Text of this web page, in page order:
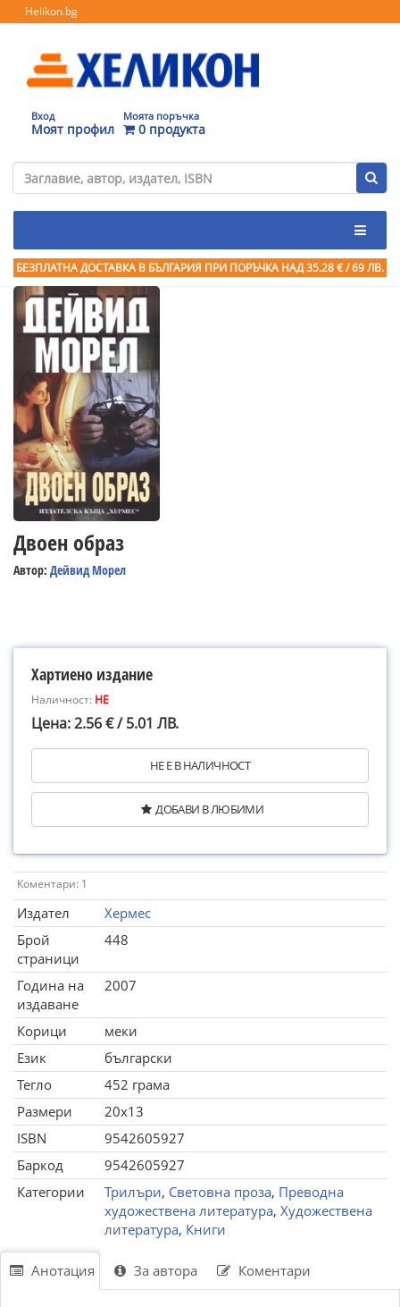
Helikon.bg
Вход
Моят профил
Моята поръчка
0 продукта
БЕЗПЛАТНА ДОСТАВКА В БЪЛГАРИЯ ПРИ ПОРЪЧКА НАД 35.28 € / 69 ЛВ.
Двоен образ
Автор: Дейвид Морел
Хартиено издание
Наличност: НЕ
Цена: 2.56 € / 5.01 ЛВ.
НЕ Е В НАЛИЧНОСТ
ДОБАВИ В ЛЮБИМИ
Коментари: 1
Издател
Хермес
Брой
страници
448
Година на
издаване
2007
Корици
меки
Език
български
Тегло
452 грама
Размери
20x13
ISBN
9542605927
Баркод
9542605927
Категории
Трилъри, Световна проза, Преводна
художествена литература, Художествена
литература, Книги
Анотация За автора Коментари